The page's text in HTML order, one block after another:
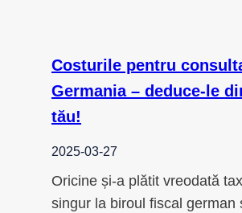
Costurile pentru
Germania – deduce-le
tău!
2025-03-27
Oricine și-a plătit vreodată
singur la biroul fiscal